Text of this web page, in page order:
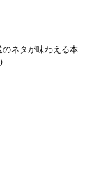
ネタが味わえる本